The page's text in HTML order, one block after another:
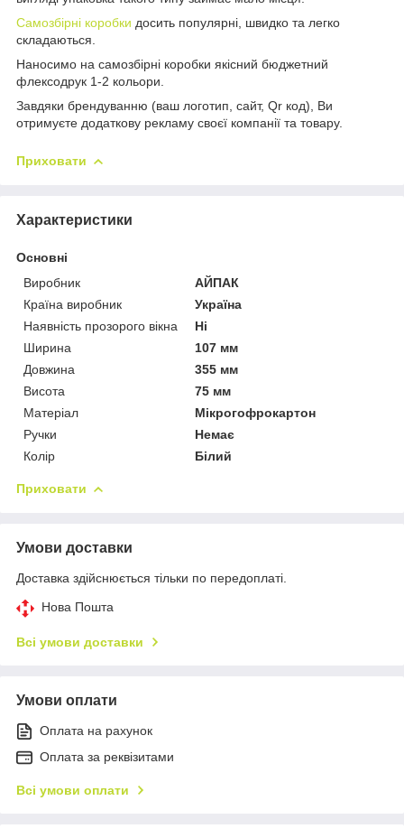
Самозбірні коробки досить популярні, швидко та легко
складаються.
Наносимо на самозбірні коробки якісний бюджетний
флексодрук 1-2 кольори.
Завдяки брендуванню (ваш логотип, сайт, Qr код), Ви
отримуєте додаткову рекламу своєї компанії та товару.
Приховати
Характеристики
Основні
Виробник
АЙПАК
Країна виробник
Україна
Наявність прозорого вікна
Ні
Ширина
107 мм
Довжина
355 мм
Висота
75 мм
Матеріал
Мікрогофрокартон
Ручки
Немає
Колір
Білий
Приховати
Умови доставки
Доставка здійснюється тільки по передоплаті.
Нова Пошта
Всі умови доставки
Умови оплати
Оплата на рахунок
Оплата за реквізитами
Всі умови оплати